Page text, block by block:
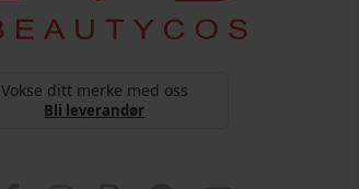
Vokse ditt merke med oss
Bli leverandør